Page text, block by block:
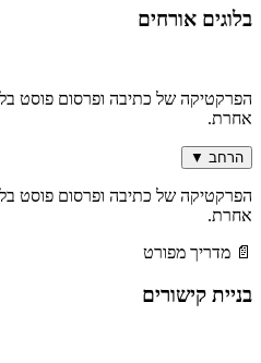
בלוגים אורחים
הפרקטיקה של כתיבה ופרסום פוסט
אחרת.
הרחב ▼
הפרקטיקה של כתיבה ופרסום פוסט
אחרת.
📄 מדריך מפורט
בניית קישורים